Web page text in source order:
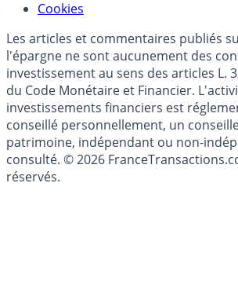
Mise à jour de données financières
Cookies
Les articles et commentaires publiés
l'épargne ne sont aucunement des
investissement au sens des articles L.
du Code Monétaire et Financier.
investissements financiers est
conseillé personnellement, un
patrimoine, indépendant ou non-
consulté. © 2026